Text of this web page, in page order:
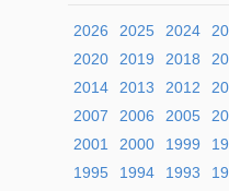
2026 2025 2024
2020
2019 2018
2014
2013 2012
2007
2006 2005
2001
2000 1999
1995
1994 1993